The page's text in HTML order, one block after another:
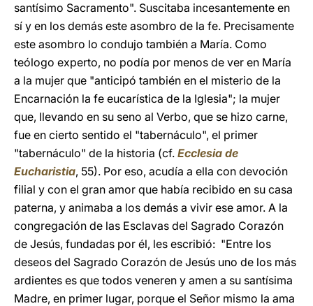
santísimo Sacramento". Suscitaba incesantemente en
sí y en los demás este asombro de la fe. Precisamente
este asombro lo condujo también a María. Como
teólogo experto, no podía por menos de ver en María
a la mujer que "anticipó también en el misterio de la
Encarnación la fe eucarística de la Iglesia"; la mujer
que, llevando en su seno al Verbo, que se hizo carne,
fue en cierto sentido el "tabernáculo", el primer
"tabernáculo" de la historia (cf. Ecclesia de
Eucharistia, 55). Por eso, acudía a ella con devoción
filial y con el gran amor que había recibido en su casa
paterna, y animaba a los demás a vivir ese amor. A la
congregación de las Esclavas del Sagrado Corazón
de Jesús, fundadas por él, les escribió: "Entre los
deseos del Sagrado Corazón de Jesús uno de los más
ardientes es que todos veneren y amen a su santísima
Madre, en primer lugar, porque el Señor mismo la ama